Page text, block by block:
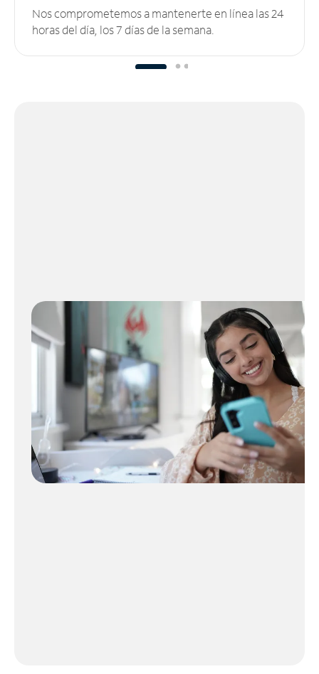
Nos comprometemos a mantenerte en línea las 24
horas del día, los 7 días de la semana.